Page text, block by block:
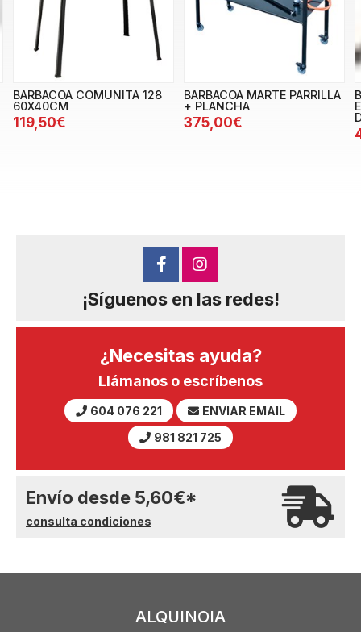
BARBACOA COMUNITA 128
60X40CM
119,50€
BARBACOA MARTE PARRILLA
+ PLANCHA
375,00€
¡Síguenos en las redes!
¿Necesitas ayuda?
Llámanos o escríbenos
604 076 221
ENVIAR EMAIL
981 821 725
Envío desde 5,60€*
consulta condiciones
ALQUINOIA